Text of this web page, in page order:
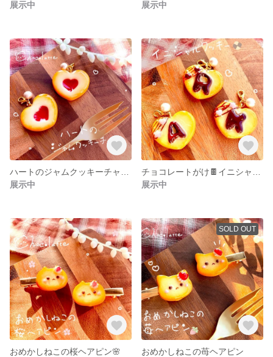
展示中 展示中
展示中
展示中
おめかしねこの桜ヘアピン🌸
SOLD OUT
おめかしねこの苺ヘアピン